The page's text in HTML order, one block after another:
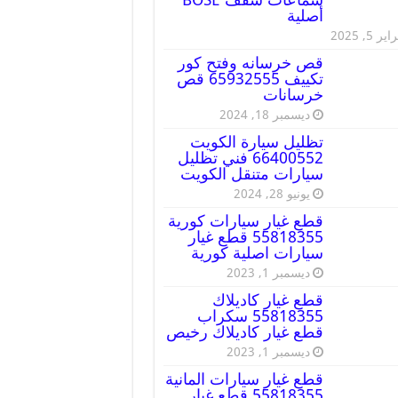
أصلية
5, 2025
قص خرسانه وفتح كور
تكييف 65932555 قص
خرسانات
ديسمبر 18, 2024
تظليل سيارة الكويت
66400552 فني تظليل
سيارات متنقل الكويت
يونيو 28, 2024
قطع غيار سيارات كورية
55818355 قطع غيار
سيارات اصلية كورية
ديسمبر 1, 2023
قطع غيار كاديلاك
55818355 سكراب
قطع غيار كاديلاك رخيص
ديسمبر 1, 2023
قطع غيار سيارات المانية